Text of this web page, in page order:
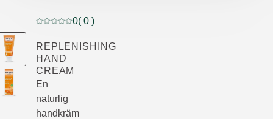
Nuvarande betyg: 0 av 5 stjärnor Betygsatt av 0 kunder
0( 0 )
REPLENISHING
HAND
CREAM
En
naturlig
handkräm